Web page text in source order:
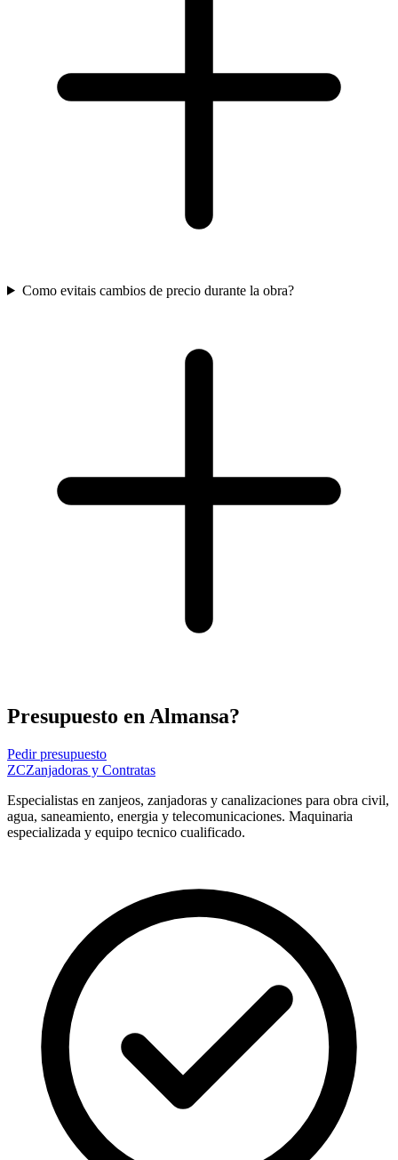
Como evitais cambios de precio durante la obra?
Presupuesto en Almansa?
Pedir presupuesto
ZCZanjadoras y Contratas
Especialistas en zanjeos, zanjadoras y canalizaciones para obra civil,
agua, saneamiento, energia y telecomunicaciones. Maquinaria
especializada y equipo tecnico cualificado.